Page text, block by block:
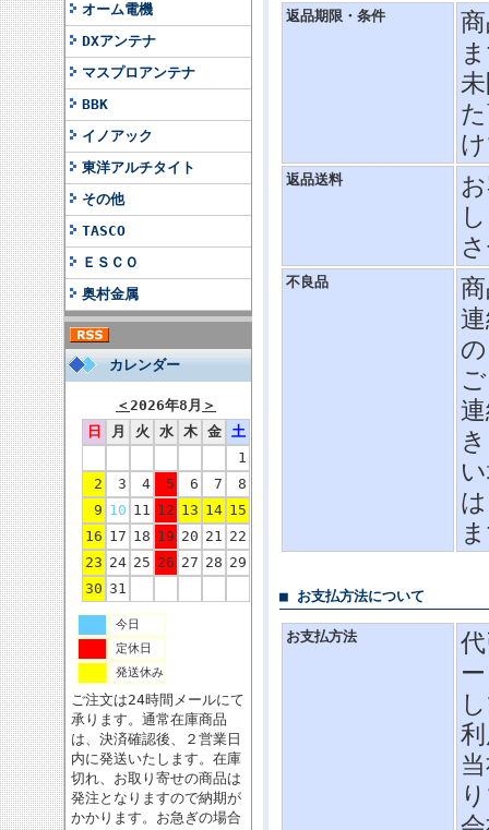
オーム電機
DXアンテナ
マスプロアンテナ
BBK
イノアック
東洋アルチタイト
その他
TASCO
ＥＳＣＯ
奥村金属
カレンダー
＜2026年8月 ＞
日
月 火 水 木 金
土
1
2
3 4 5 6 7
8
9 10 11 12 13 14 15
16 17 18 19 20 21 22
23 24 25 26 27 28 29
30 31
今日
定休日
発送休み
ご注文は24時間メールにて
承ります。通常在庫商品
は、決済確認後、２営業日
内に発送いたします。在庫
切れ、お取り寄せの商品は
発注となりますので納期が
かかります。お急ぎの場合
返品期限・条件
返品送料
不良品
■ お支払方法について
お支払方法